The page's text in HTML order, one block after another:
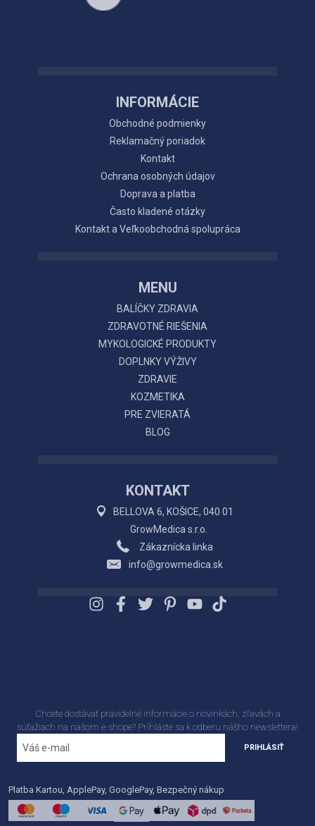
INFORMÁCIE
Obchodné podmienky
Reklamačný poriadok
Kontakt
Ochrana osobných údajov
Doprava a platba
Často kladené otázky
Kontakt a Veľkoobchodná spolupráca
MENU
BALÍČKY ZDRAVIA
ZDRAVOTNÉ RIEŠENIA
MYKOLOGICKÉ PRODUKTY
DOPLNKY VÝŽIVY
ZDRAVIE
KOZMETIKA
PRE ZVIERATÁ
BLOG
KONTAKT
BELLOVA 6, KOŠICE, 040 01
GrowMedica s.r.o.
Zákaznícka linka
info@growmedica.sk
Chcete dostávať pravidelné informácie o novinkách, zľavách a
súťažiach na našom e-shope? Príhláste sa k odberu nášho newslettera!
PRIHLÁSIŤ
Platba Kartou, ApplePay, GooglePay, Bezpečný nákup